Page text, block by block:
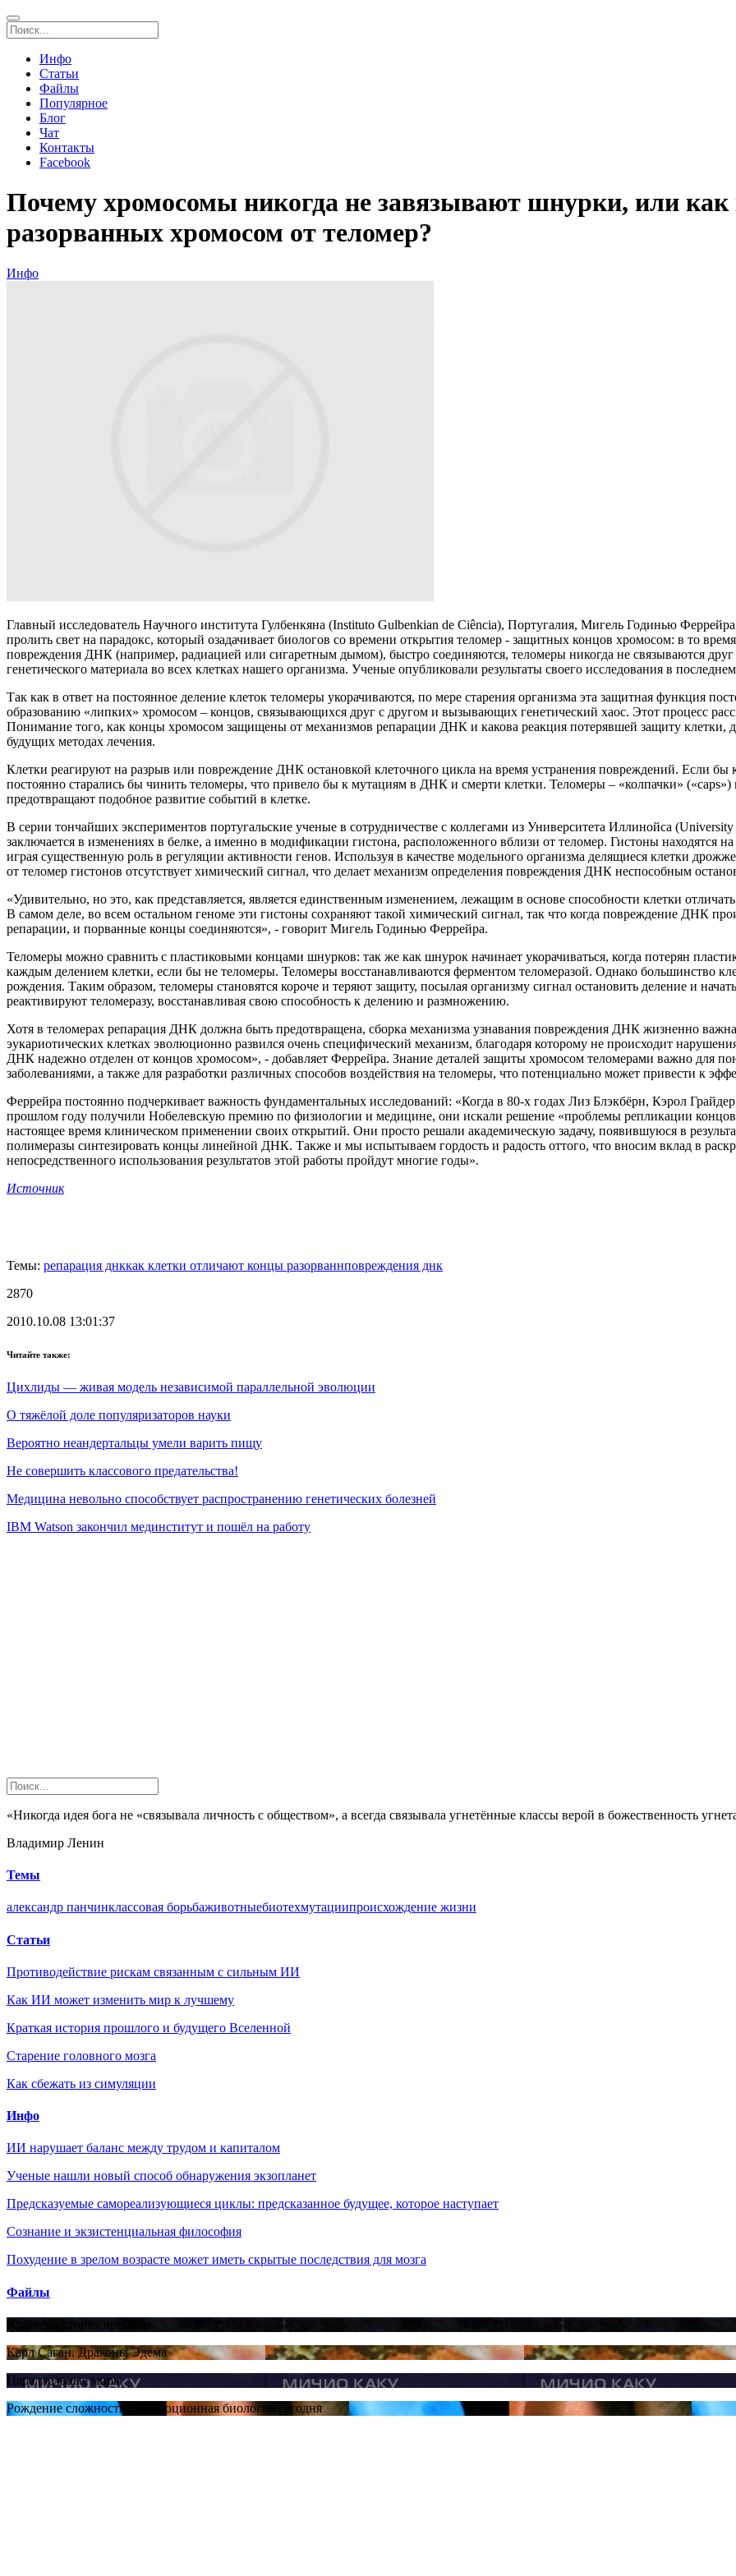
Инфо
Статьи
Файлы
Популярное
Блог
Чат
Контакты
Facebook
Почему хромосомы никогда не завязывают шнурки, или
разорванных хромосом от теломер?
Инфо
Главный исследователь Научного института Гулбенкяна (Instituto Gulbenkian de Ciência), Португалия, Мигель Годинью
пролить свет на парадокс, который озадачивает биологов со времени открытия теломер - защитных концов хромосом: в то
повреждения ДНК (например, радиацией или сигаретным дымом), быстро соединяются, теломеры никогда не связываются
генетического материала во всех клетках нашего организма. Ученые опубликовали результаты своего исследования в
Так как в ответ на постоянное деление клеток теломеры укорачиваются, по мере старения организма эта защитная функция
образованию «липких» хромосом – концов, связывающихся друг с другом и вызывающих генетический хаос. Этот процесс
Понимание того, как концы хромосом защищены от механизмов репарации ДНК и какова реакция потерявшей защиту клетки,
будущих методах лечения.
Клетки реагируют на разрыв или повреждение ДНК остановкой клеточного цикла на время устранения повреждений. Если
постоянно старались бы чинить теломеры, что привело бы к мутациям в ДНК и смерти клетки. Теломеры – «колпачки»
предотвращают подобное развитие событий в клетке.
В серии тончайших экспериментов португальские ученые в сотрудничестве с коллегами из Университета Иллинойса
заключается в изменениях в белке, а именно в модификации гистона, расположенного вблизи от теломер. Гистоны находятся
играя существенную роль в регуляции активности генов. Используя в качестве модельного организма делящиеся клетки
от теломер гистонов отсутствует химический сигнал, что делает механизм определения повреждения ДНК неспособным
«Удивительно, но это, как представляется, является единственным изменением, лежащим в основе способности клетки
В самом деле, во всем остальном геноме эти гистоны сохраняют такой химический сигнал, так что когда повреждение ДНК
репарации, и порванные концы соединяются», - говорит Мигель Годинью Феррейра.
Теломеры можно сравнить с пластиковыми концами шнурков: так же как шнурок начинает укорачиваться, когда потерян
каждым делением клетки, если бы не теломеры. Теломеры восстанавливаются ферментом теломеразой. Однако большинство
рождения. Таким образом, теломеры становятся короче и теряют защиту, посылая организму сигнал остановить деление и
реактивируют теломеразу, восстанавливая свою способность к делению и размножению.
Хотя в теломерах репарация ДНК должна быть предотвращена, сборка механизма узнавания повреждения ДНК жизненно
эукариотических клетках эволюционно развился очень специфический механизм, благодаря которому не происходит
ДНК надежно отделен от концов хромосом», - добавляет Феррейра. Знание деталей защиты хромосом теломерами важно для
заболеваниями, а также для разработки различных способов воздействия на теломеры, что потенциально может привести к
Феррейра постоянно подчеркивает важность фундаментальных исследований: «Когда в 80-х годах Лиз Блэкбёрн, Кэрол
прошлом году получили Нобелевскую премию по физиологии и медицине, они искали решение «проблемы репликации
настоящее время клиническом применении своих открытий. Они просто решали академическую задачу, появившуюся в
полимеразы синтезировать концы линейной ДНК. Также и мы испытываем гордость и радость оттого, что вносим вклад в
непосредственного использования результатов этой работы пройдут многие годы».
Источник
Темы: репарация днккак клетки отличают концы разорваннповреждения днк
2870
2010.10.08 13:01:37
Читайте также:
Цихлиды — живая модель независимой параллельной эволюции
О тяжёлой доле популяризаторов науки
Вероятно неандертальцы умели варить пищу
Не совершить классового предательства!
Медицина невольно способствует распространению генетических болезней
IBM Watson закончил мединститут и пошёл на работу
«Никогда идея бога не «связывала личность с обществом», а всегда связывала угнетённые классы верой в божественность
Владимир Ленин
Темы
александр панчинклассовая борьбаживотныебиотехмутациипроисхождение жизни
Статьи
Противодействие рискам связанным с сильным ИИ
Как ИИ может изменить мир к лучшему
Краткая история прошлого и будущего Вселенной
Старение головного мозга
Как сбежать из симуляции
Инфо
ИИ нарушает баланс между трудом и капиталом
Ученые нашли новый способ обнаружения экзопланет
Предсказуемые самореализующиеся циклы: предсказанное будущее, которое наступает
Сознание и экзистенциальная философия
Похудение в зрелом возрасте может иметь скрытые последствия для мозга
Файлы
Краткая история времени
Карл Саган. Драконы Эдема
Параллельные миры
Рождение сложности. Эволюционная биология сегодня